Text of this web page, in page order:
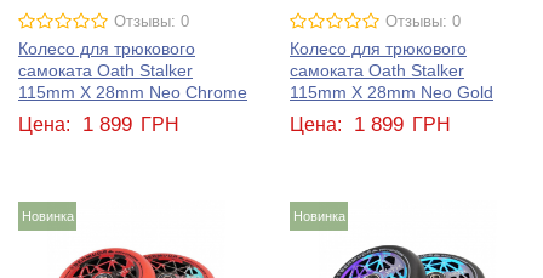
Отзывы: 0
Колесо для трюкового
самоката Oath Stalker
115mm X 28mm Neo Chrome
Цена: 1 899 ГРН
Отзывы: 0
Колесо для трюкового
самоката Oath Stalker
115mm X 28mm Neo Gold
Цена: 1 899 ГРН
Новинка Новинка